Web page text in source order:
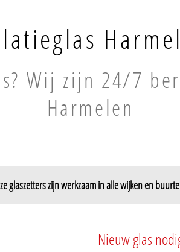
Wij zijn 24/7
Harmelen
glaszetters zijn werkzaam in alle wijken en
Nieuw glas